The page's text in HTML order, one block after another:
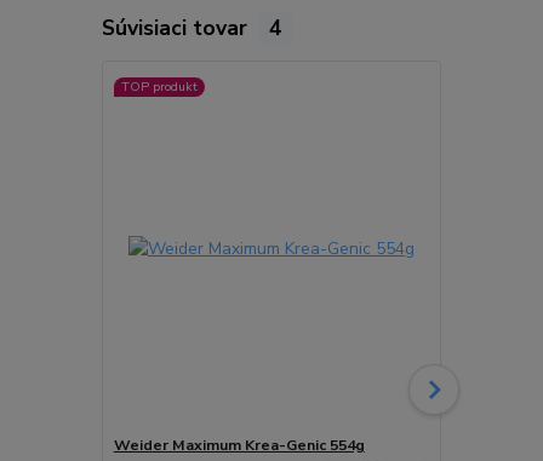
Súvisiaci tovar 4
TOP produkt
Weider Maximum Krea-Genic 554g